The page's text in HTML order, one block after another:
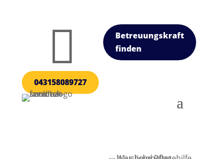

043158089727
Betreuungskraft
finden